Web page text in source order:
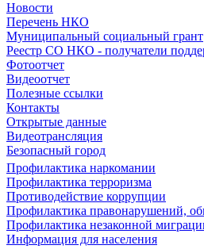
Новости
Перечень НКО
Муниципальный социальный грант
Реестр СО НКО - получатели
Фотоотчет
Видеоотчет
Полезные ссылки
Контакты
Открытые данные
Видеотрансляция
Безопасный город
Профилактика наркомании
Профилактика терроризма
Противодействие коррупции
Профилактика правонарушений,
Профилактика незаконной
Информация для населения